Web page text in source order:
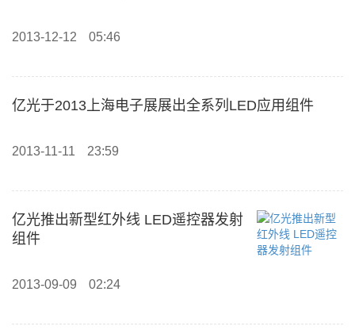
2013-12-12 05:46
亿光于2013上海电子展展出全系列LED应用组件
2013-11-11 23:59
亿光推出新型红外线 LED遥控器发射
组件
2013-09-09 02:24